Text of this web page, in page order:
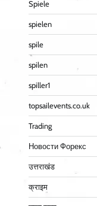
Spiele
spielen
spile
spilen
spiller1
topsailevents.co.uk
Trading
Новости Форекс
उत्तराखंड
क्राइम